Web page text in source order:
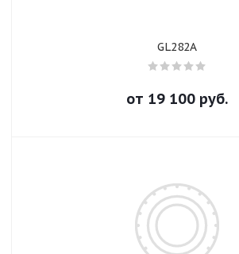
GL282A
от 19 100 руб.